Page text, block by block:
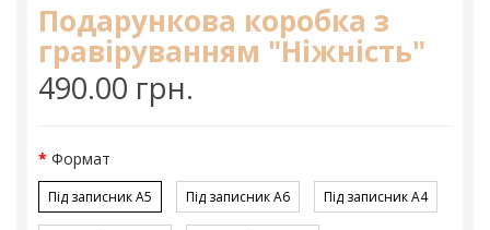
Подарункова коробка з
гравіруванням "Ніжність"
490.00 грн.
Формат
Під записник A5 Під записник A6 Під записник A4